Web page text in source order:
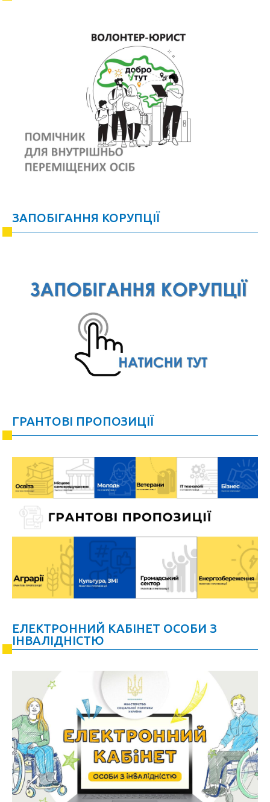
ЗАПОБІГАННЯ КОРУПЦІЇ
ГРАНТОВІ ПРОПОЗИЦІЇ
ЕЛЕКТРОННИЙ КАБІНЕТ ОСОБИ З
ІНВАЛІДНІСТЮ